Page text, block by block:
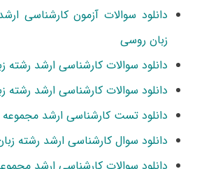
زبان روسی
دانلود سوالات کارشناسی ارشد رشته
دانلود سوالات کارشناسی ارشد رشته
دانلود تست کارشناسی ارشد مجموعه
دانلود سوال کارشناسی ارشد رشته